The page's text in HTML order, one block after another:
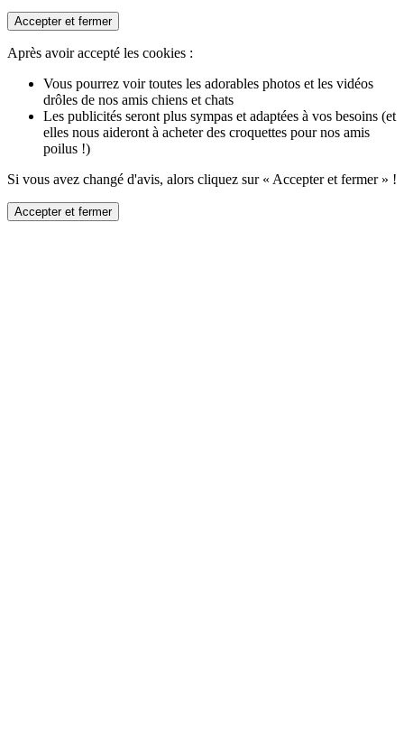
Accepter et fermer
Après avoir accepté les cookies :
Vous pourrez voir toutes les adorables photos et les vidéos
drôles de nos amis chiens et chats
Les publicités seront plus sympas et adaptées à vos besoins (et
elles nous aideront à acheter des croquettes pour nos amis
poilus !)
Si vous avez changé d'avis, alors cliquez sur « Accepter et fermer » !
Accepter et fermer